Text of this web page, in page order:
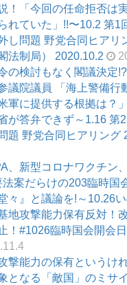
！「今回の任命拒否は
れていた」!!〜10.2 第1
し問題 野党合同ヒアリ
法制局） 2020.10.2
の検討もなく閣議決定
議院議員 「海上警備行
軍に提供する根拠は？
が答弁できず～1.16 第
題 野党合同ヒアリング
、新型コロナワクチン
法案だらけの203臨時国
々』と議論を!～10.26
地攻撃能力保有反対！
！#1026臨時国会開会
撃能力の保有というけ
となる「敵国」のミサ